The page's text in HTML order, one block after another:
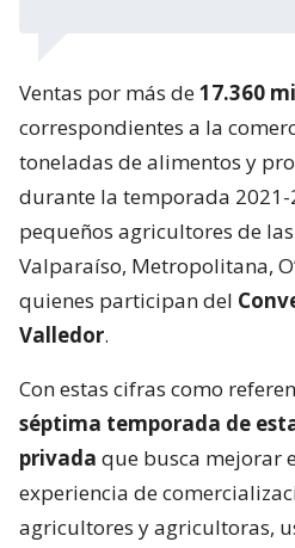
Ventas por más de17.360
correspondientes a la
toneladas de alimentos y
durante la temporada
pequeños agricultores de
Valparaíso, Metropolitana,
quienes participan del
Valledor.
Con estas cifras como
séptima temporada de
privada que busca mejorar
experiencia de
agricultores y agricultoras,